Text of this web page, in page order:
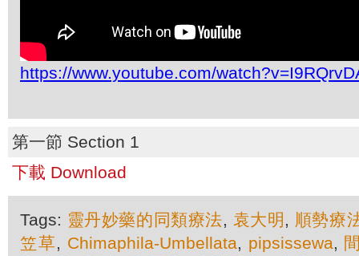
https://www.youtube.com/
第一節 Section 1
下載 Download
Tags: 靈丹妙藥的同類療法, 袁大明 , 順勢療
笠草, Chimaphila-Umbellata, pipsissewa,